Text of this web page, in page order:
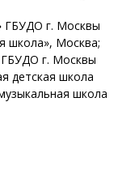
ГБУДО г. Москвы
школа», Москва;
ГБУДО г. Москвы
детская школа
школа